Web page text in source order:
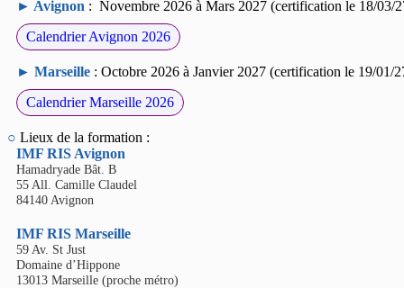
► Avignon : Novembre 2026 à Mars 2027 (certification le 18/03/
Calendrier Avignon 2026
► Marseille : Octobre 2026 à Janvier 2027 (certification le 19/01/
Calendrier Marseille 2026
○ Lieux de la formation :
IMF RIS Avignon
Hamadryade Bât. B
55 All. Camille Claudel
84140 Avignon
IMF RIS Marseille
59 Av. St Just
Domaine d’Hippone
13013 Marseille (proche métro)